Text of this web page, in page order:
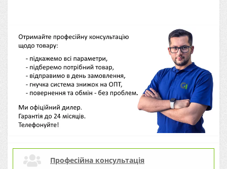
Професійна консультація